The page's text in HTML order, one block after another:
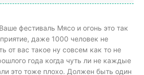
фестиваль Мясо и огонь это так
даже 1000 человек не
от вас такое ну совсем как то не
года когда чуть ли не каждые
это тоже плохо. Должен быть один